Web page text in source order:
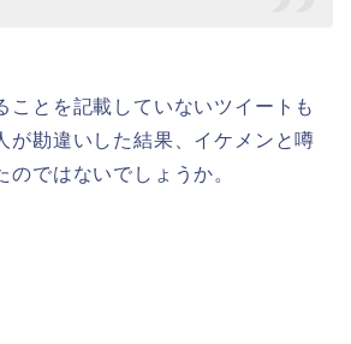
ことを記載していないツイートも
が勘違いした結果、イケメンと噂
のではないでしょうか。